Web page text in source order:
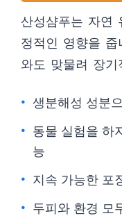
산성샴푸는 자연
정적인 영향을
와도 맞물려 장
생분해성 성분
동물 실험을 하
능
지속 가능한 포
두피와 환경 모